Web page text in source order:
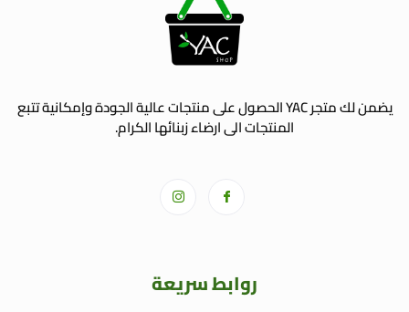
يضمن لك متجر YAC الحصول على منتجات عالية الجودة وإمكانية تتبع
المنتجات الى ارضاء زبنائها الكرام.
روابط سريعة